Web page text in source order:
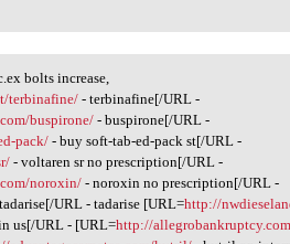
bolts increase,
terbinafine/ - terbinafine[/URL -
buspirone/ - buspirone[/URL -
pack/ - buy soft-tab-ed-pack st[/URL -
- voltaren sr no prescription[/URL -
noroxin/ - noroxin no prescription[/URL -
URL - tadarise [URL=http://
us[/URL - [URL=http://